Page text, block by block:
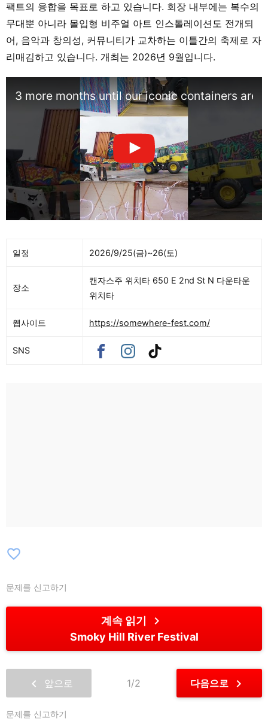
팩트의 융합을 목표로 하고 있습니다. 회장 내부에는 복수의
무대뿐 아니라 몰입형 비주얼 아트 인스톨레이션도 전개되
어, 음악과 창의성, 커뮤니티가 교차하는 이틀간의 축제로 자
리매김하고 있습니다. 개최는 2026년 9월입니다.
3 more months until our iconic containers are
일정 2026/9/25(금)~26(토)
장소
캔자스주 위치타 650 E 2nd St N 다운타운
위치타
웹사이트 https://somewhere-fest.com/
SNS
favorite_border
문제를 신고하기
계속 읽기 chevron_right
Smoky Hill River Festival
chevron_left 앞으로 1/2 다음으로 chevron_right
문제를 신고하기